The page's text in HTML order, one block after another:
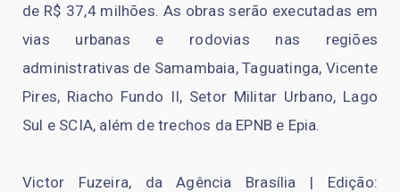
de R$ 37,4 milhões. As obras serão executadas em
vias urbanas e rodovias nas regiões
administrativas de Samambaia, Taguatinga, Vicente
Pires, Riacho Fundo II, Setor Militar Urbano, Lago
Sul e SCIA, além de trechos da EPNB e Epia.
Victor Fuzeira, da Agência Brasília | Edição: